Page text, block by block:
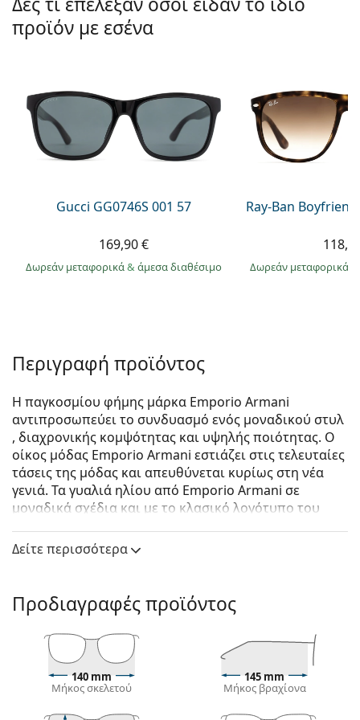
Persol
Prada
προϊόν με εσένα
Gucci GG0746S 001 57
169,90 €
Δωρεάν μεταφορικά& άμεσα διαθέσιμο
Ray-Ban
Δωρεάν μεταφορικά
Περιγραφή προϊόντος
Η παγκοσμίου φήμης μάρκα Emporio Armani
αντιπροσωπεύει το συνδυασμό ενός μοναδικού στυλ
, διαχρονικής κομψότητας και υψηλής ποιότητας. Ο
οίκος μόδας Emporio Armani εστιάζει στις τελευταίες
τάσεις της μόδας και απευθύνεται κυρίως στη νέα
γενιά. Τα γυαλιά ηλίου από Emporio Armani σε
μοναδικά σχέδια και με το κλασικό λογότυπο του
για όλους τους οπαδούς της μόδας.
Σκελετός γυαλιών ηλίου
Το καφέ χρώμα του σκελετού ταιριάζει απόλυτα με
το ζεστό χρώμα του δέρματος και ανοιχτά καφέ,
μαύρα ή σκούρα ξανθά μαλλιά.
Οι τετράγωνοι σκελετοί γυαλιών ηλίουείναι
ιδανική επιλογή για όσους έχουν στρογγυλό, οβάλ
Δείτε περισσότερα
Προδιαγραφές προϊόντος
140 mm
Μήκος σκελετού
145 mm
Μήκος βραχίονα